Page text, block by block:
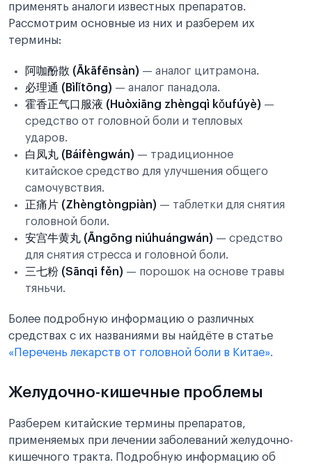
применять аналоги известных препаратов.
Рассмотрим основные из них и разберем их
термины:
阿咖酚散 (Ākāfēnsàn) — аналог цитрамона.
必理通 (Bìlǐtōng) — аналог панадола.
霍香正气口服液 (Huòxiāng zhèngqì kǒufúyè) —
средство от головной боли и тепловых
ударов.
白凤丸 (Báifèngwán) — традиционное
китайское средство для улучшения общего
самочувствия.
正痛片 (Zhèngtòngpiàn) — таблетки для снятия
головной боли.
安宫牛黄丸 (Āngōng niúhuángwán) — средство
для снятия стресса и головной боли.
三七粉 (Sānqī fěn) — порошок на основе травы
тяньчи.
Более подробную информацию о различных
средствах с их названиями вы найдёте в статье
«Перечень лекарств от головной боли в Китае».
Желудочно-кишечные проблемы
Разберем китайские термины препаратов,
применяемых при лечении заболеваний желудочно-
кишечного тракта. Подробную информацию об